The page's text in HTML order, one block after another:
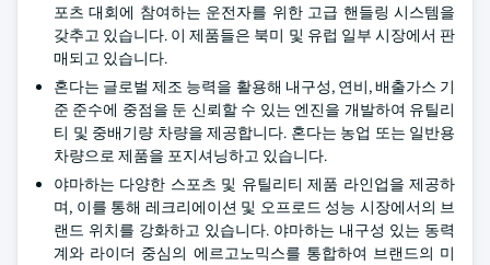
포츠 대회에 참여하는 운전자를 위한 고급 핸들링 시스템을
갖추고 있습니다. 이 제품들은 북미 및 유럽 일부 시장에서 판
매되고 있습니다.
혼다는 글로벌 제조 능력을 활용해 내구성, 연비, 배출가스 기
준 준수에 중점을 둔 신뢰할 수 있는 엔진을 개발하여 유틸리
티 및 중배기량 차량을 제공합니다. 혼다는 농업 또는 일반용
차량으로 제품을 포지셔닝하고 있습니다.
야마하는 다양한 스포츠 및 유틸리티 제품 라인업을 제공하
며, 이를 통해 레크리에이션 및 오프로드 성능 시장에서의 브
랜드 위치를 강화하고 있습니다. 야마하는 내구성 있는 동력
계와 라이더 중심의 에르고노믹스를 통합하여 브랜드의 미